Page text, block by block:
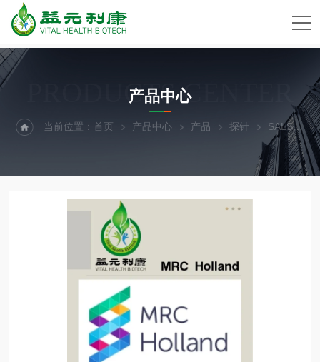
PRODUCTS CENTER
产品中心
当前位置：首页 产品中心 产品 探针 SALSA MLPA 探针 P028 FHL